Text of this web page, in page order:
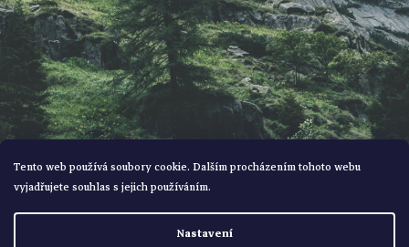
Tento web používá soubory cookie. Dalším procházením tohoto webu
vyjadřujete souhlas s jejich používáním.
Nastavení
Vytvořil Shoptet